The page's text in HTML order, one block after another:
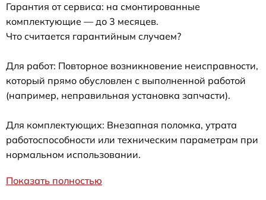
Гарантия от сервиса: на смонтированные
комплектующие — до 3 месяцев.
Что считается гарантийным случаем?
Для работ: Повторное возникновение неисправности,
который прямо обусловлен с выполненной работой
(например, неправильная установка запчасти).
Для комплектующих: Внезапная поломка, утрата
работоспособности или техническим параметрам при
нормальном использовании.
Показать полностью